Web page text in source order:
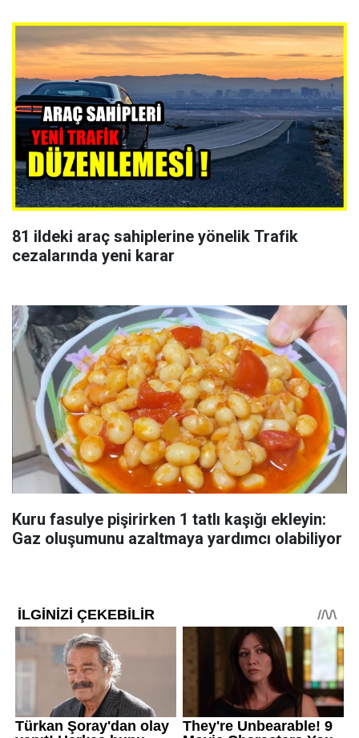
81 ildeki araç sahiplerine yönelik Trafik
cezalarında yeni karar
Kuru fasulye pişirirken 1 tatlı kaşığı ekleyin:
Gaz oluşumunu azaltmaya yardımcı olabiliyor